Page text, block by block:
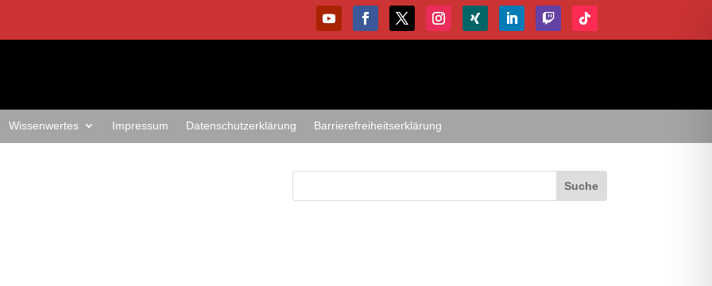
Wissenwertes Impressum Datenschutzerklärung Barrierefreiheitserklärung